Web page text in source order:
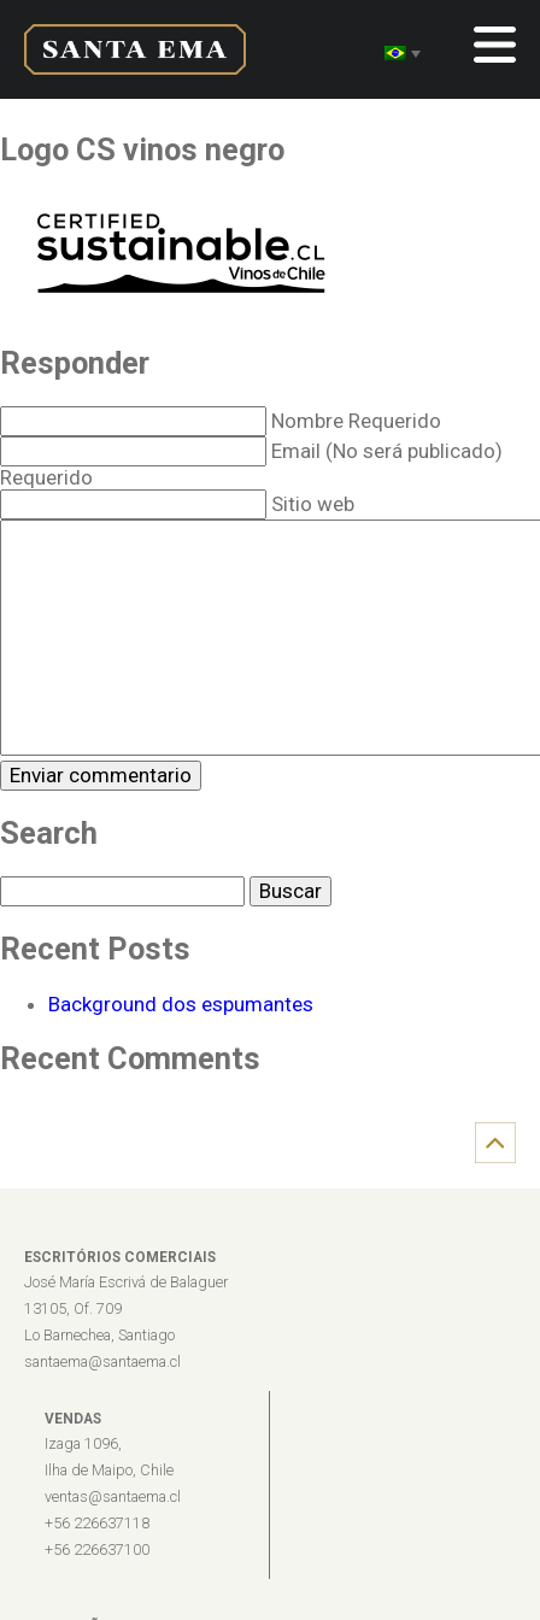
Logo CS vinos negro
Responder
Nombre Requerido
Email (No será publicado)
Requerido
Sitio web
Search
Recent Posts
Background dos espumantes
Recent Comments
ESCRITÓRIOS COMERCIAIS
José María Escrivá de Balaguer
13105, Of. 709
Lo Barnechea, Santiago
santaema@santaema.cl
VENDAS
Izaga 1096,
Ilha de Maipo, Chile
ventas@santaema.cl
+56 226637118
+56 226637100